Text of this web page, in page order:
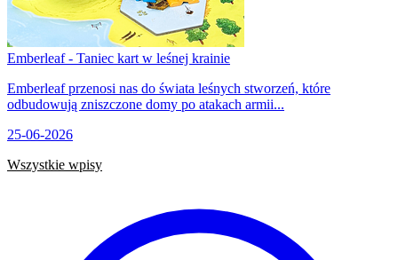
Emberleaf - Taniec kart w leśnej krainie
Emberleaf przenosi nas do świata leśnych stworzeń, które
odbudowują zniszczone domy po atakach armii...
25-06-2026
Wszystkie wpisy